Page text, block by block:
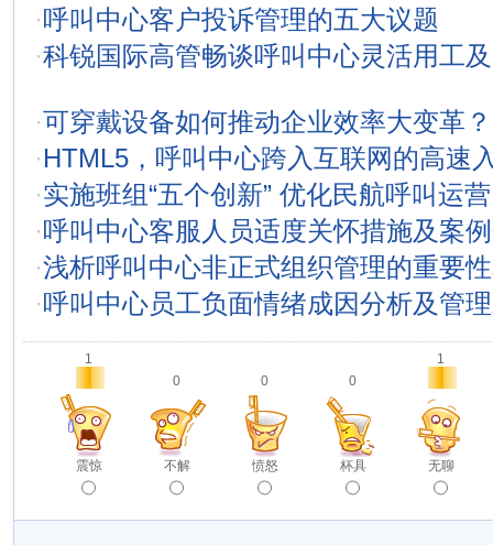
·呼叫中心客户投诉管理的五大议题
·科锐国际高管畅谈呼叫中心灵活用工
·可穿戴设备如何推动企业效率大变革？
·HTML5，呼叫中心跨入互联网的高速
·实施班组“五个创新” 优化民航呼叫运营
·呼叫中心客服人员适度关怀措施及案
·浅析呼叫中心非正式组织管理的重要
·呼叫中心员工负面情绪成因分析及管
1
震惊
0
不解
0
愤怒
0
杯具
1
无聊